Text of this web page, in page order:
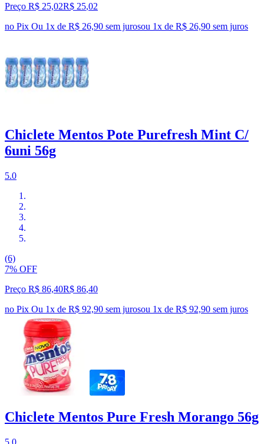
Preço R$ 25,02R$ 25,02
no Pix Ou 1x de R$ 26,90 sem jurosou 1x de R$ 26,90 sem juros
Chiclete Mentos Pote Purefresh Mint C/
6uni 56g
5.0
(6)
7% OFF
Preço R$ 86,40R$ 86,40
no Pix Ou 1x de R$ 92,90 sem jurosou 1x de R$ 92,90 sem juros
Chiclete Mentos Pure Fresh Morango 56g